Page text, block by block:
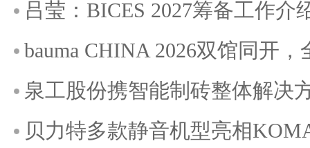
吕莹：BICES 2027筹备工作介
bauma CHINA 2026双馆同开
泉工股份携智能制砖整体解决
贝力特多款静音机型亮相